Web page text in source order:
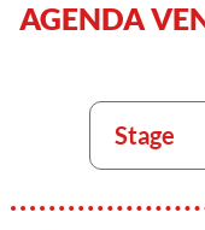
AGENDA
Stage